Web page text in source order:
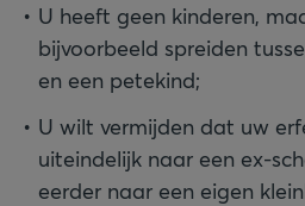
U heeft geen kinderen,
bijvoorbeeld spreiden
en een petekind;
U wilt vermijden dat uw
uiteindelijk naar een ex-
eerder naar een eigen